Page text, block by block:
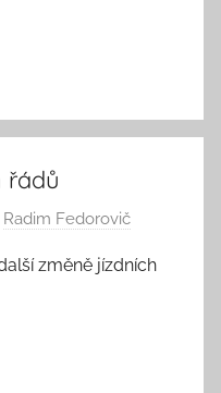
řádů
Radim Fedorovič
změně jízdních